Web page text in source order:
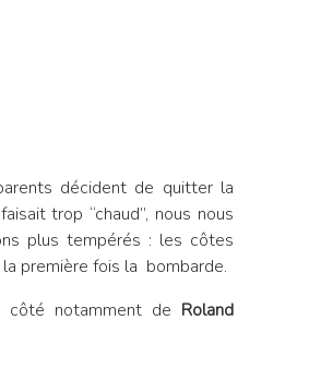
décident de quitter la
trop “chaud”, nous nous
plus tempérés : les côtes
première fois la bombarde.
côté notamment de Roland